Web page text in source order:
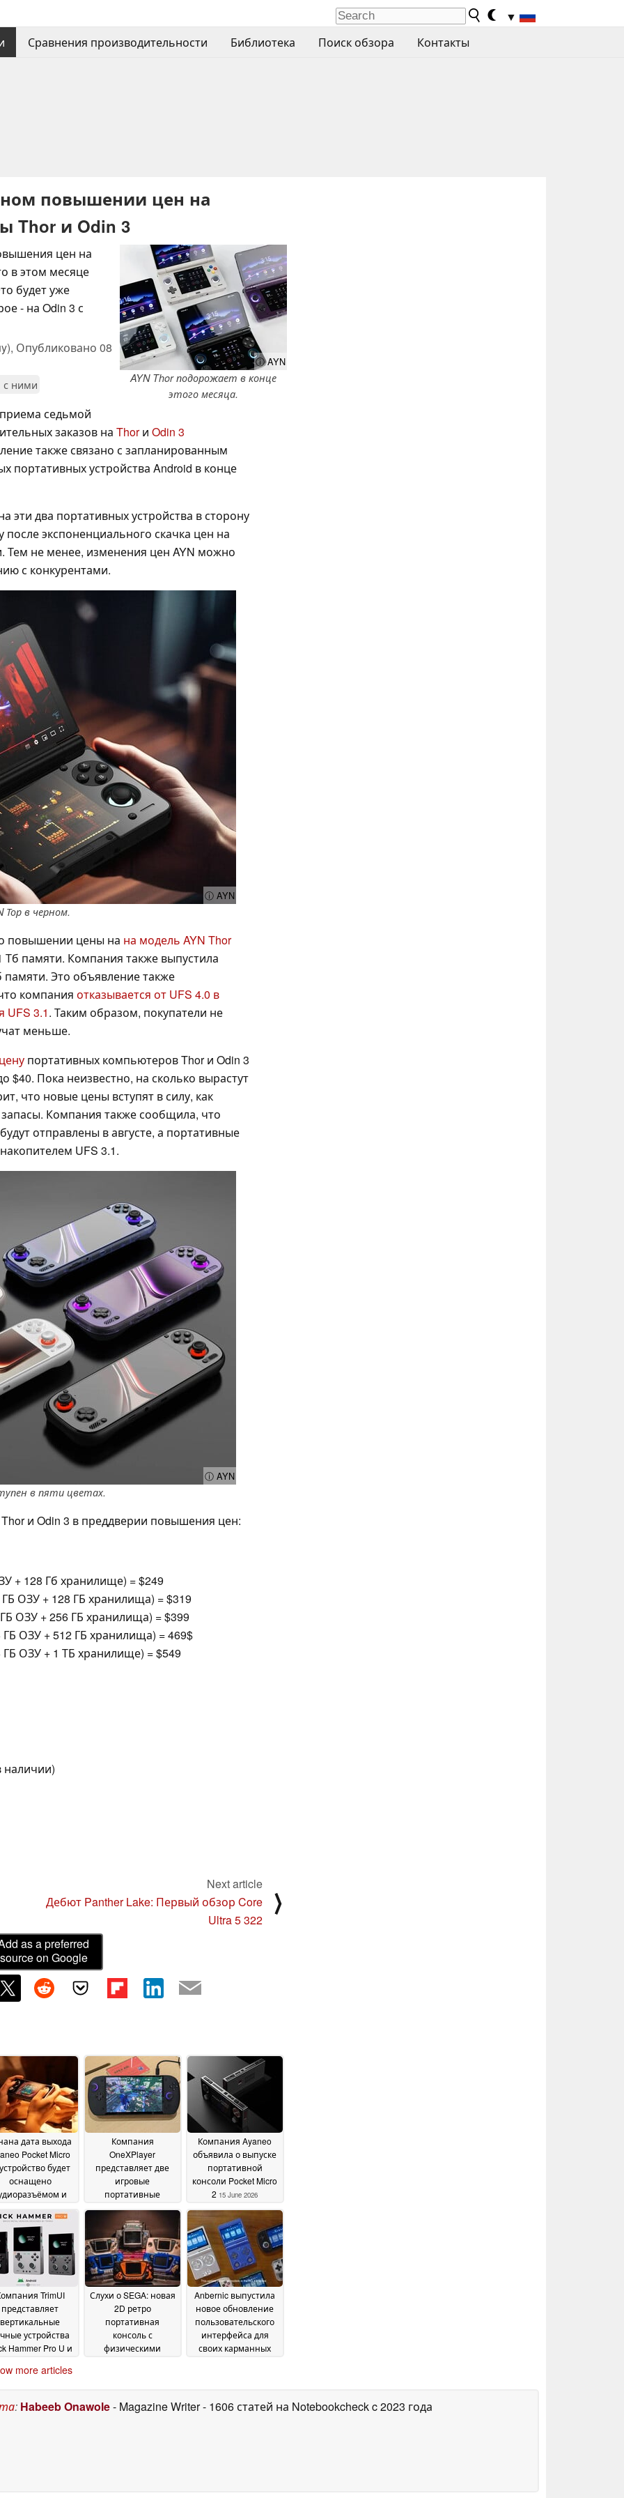
▼
Сравнения производительности Библиотека Поиск обзора Контакты
повышении цен на
Thor и Odin 3
ⓘ AYN
AYN Thor подорожает в конце
этого месяца.
цен на
в этом месяце
будет уже
- на Odin 3 с
Опубликовано 08
с ними
седьмой
заказов на Thorи Odin 3
также связано с запланированным
портативных устройства Android в конце
эти два портативных устройства в сторону
экспоненциального скачка цен на
Тем не менее, изменения цен AYN можно
с конкурентами.
ⓘ AYN
Тор в черном.
повышении цены на на модель AYN Thor
Тб памяти. Компания также выпустила
Это объявление также
компания отказывается от UFS 4.0 в
UFS 3.1. Таким образом, покупатели не
меньше.
портативных компьютеров Thor и Odin 3
$40. Пока неизвестно, на сколько вырастут
что новые цены вступят в силу, как
Компания также сообщила, что
отправлены в августе, а портативные
UFS 3.1.
ⓘ AYN
в пяти цветах.
и Odin 3 в преддверии повышения цен:
+ 128 Гб хранилище) = $249
ОЗУ + 128 ГБ хранилища) = $319
ОЗУ + 256 ГБ хранилища) = $399
ГБ ОЗУ + 512 ГБ хранилища) = 469$
ГБ ОЗУ + 1 ТБ хранилище) = $549
наличии)
Next article
Дебют Panther Lake: Первый обзор Core
Ultra 5 322
⟩
as a preferred
source on Google
дата выхода
Pocket Micro
будет
оснащено
и
20 June
2026
Компания
OneXPlayer
представляет две
игровые
портативные
портативными
процессорами Intel
June 2026
Компания Ayaneo
объявила о выпуске
портативной
консоли Pocket Micro
2 15 June 2026
TrimUI
представляет
вертикальные
устройства
Hammer Pro U и
Слухи о SEGA: новая
2D ретро
портативная
консоль с
физическими
Anbernic выпустила
новое обновление
пользовательского
интерфейса для
своих карманных
more articles
: Habeeb Onawole- Magazine Writer- 1606 статей на Notebookcheckc 2023 года